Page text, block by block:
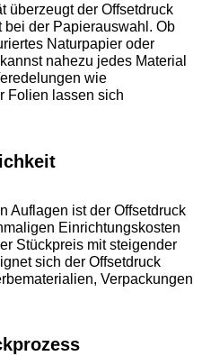
überzeugt der Offsetdruck
der Papierauswahl. Ob
Naturpapier oder
nahezu jedes Material
wie
Folien lassen sich
Auflagen ist der Offsetdruck
Einrichtungskosten
Stückpreis mit steigender
sich der Offsetdruck
Verpackungen